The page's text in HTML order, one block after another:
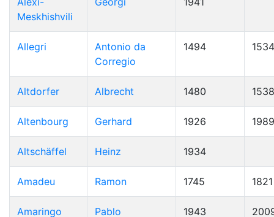
Meskhishvili
Allegri
Antonio da
Corregio
1494 1534
Altdorfer Albrecht 1480 1538
Altenbourg Gerhard 1926 1989
Altschäffel Heinz 1934
Amadeu Ramon 1745 1821
Amaringo Pablo 1943